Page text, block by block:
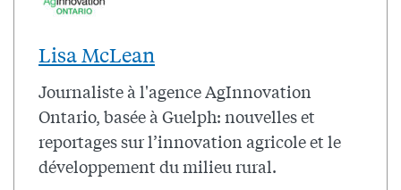
Lisa McLean
Journaliste à l'agence AgInnovation
Ontario, basée à Guelph: nouvelles et
reportages sur l’innovation agricole et le
développement du milieu rural.